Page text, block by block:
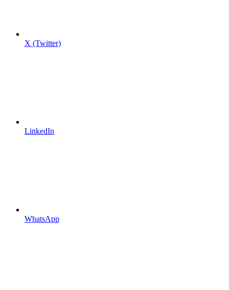
X (Twitter)
LinkedIn
WhatsApp